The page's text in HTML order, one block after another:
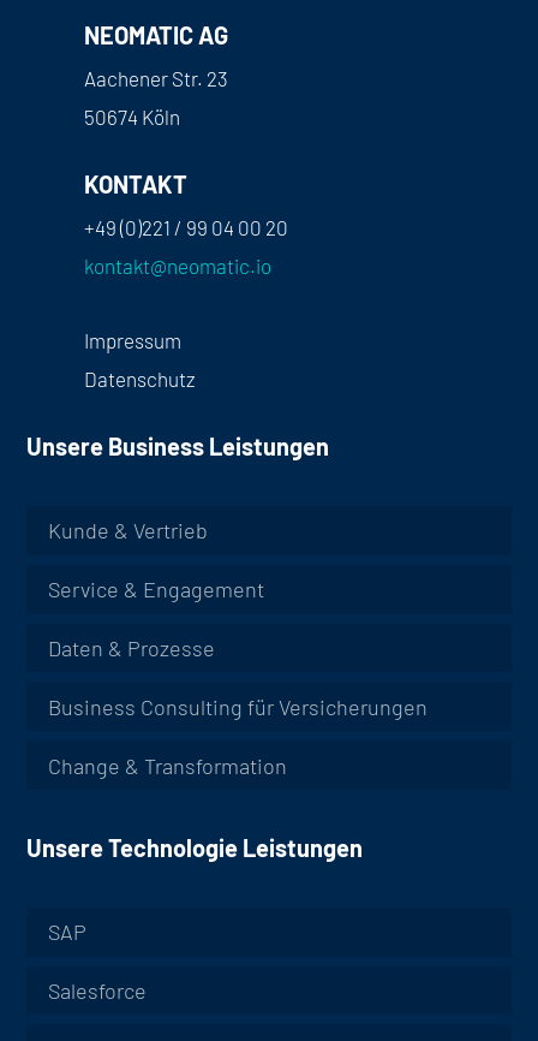
NEOMATIC AG
Aachener Str. 23
50674 Köln
KONTAKT
+49 (0)221 / 99 04 00 20
kontakt@neomatic.io
Impressum
Datenschutz
Unsere Business Leistungen
Kunde & Vertrieb
Service & Engagement
Daten & Prozesse
Business Consulting für Versicherungen
Change & Transformation
Unsere Technologie Leistungen
SAP
Salesforce